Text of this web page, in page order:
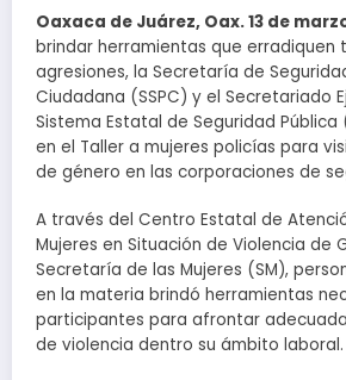
Oaxaca de Juárez, Oax. 13 de
brindar herramientas que erradiquen
agresiones, la Secretaría de
Ciudadana (SSPC) y el Secretariado
Sistema Estatal de Seguridad Pública
en el Taller a mujeres policías para
de género en las corporaciones de
A través del Centro Estatal de
Mujeres en Situación de Violencia de
Secretaría de las Mujeres (SM),
en la materia brindó herramientas
participantes para afrontar
de violencia dentro su ámbito laboral.